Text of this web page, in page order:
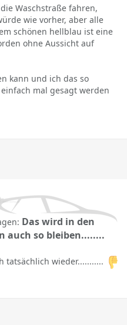
Waschstraße fahren,
wie vorher, aber alle
schönen hellblau ist eine
ohne Aussicht auf
kann und ich das so
mal gesagt werden
Das wird in den
auch so bleiben........
tatsächlich wieder...........